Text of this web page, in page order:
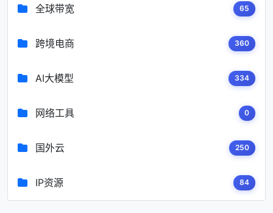
全球带宽 65
跨境电商 360
AI大模型 334
网络工具 0
国外云 250
IP资源 84